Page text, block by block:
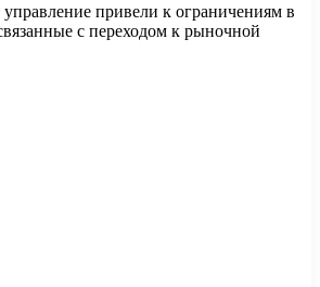
привели к ограничениям в
с переходом к рыночной